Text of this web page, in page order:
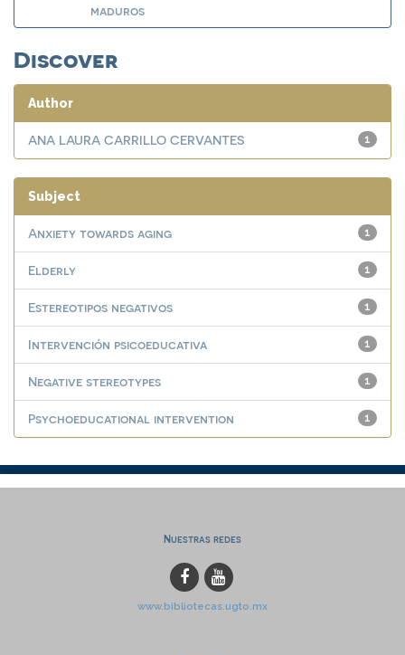
maduros
Discover
Author
1
ANA LAURA CARRILLO CERVANTES
Subject
1
Anxiety towards aging
1
Elderly
1
Estereotipos negativos
1
Intervención psicoeducativa
1
Negative stereotypes
1
Psychoeducational intervention
Nuestras redes
www.bibliotecas.ugto.mx